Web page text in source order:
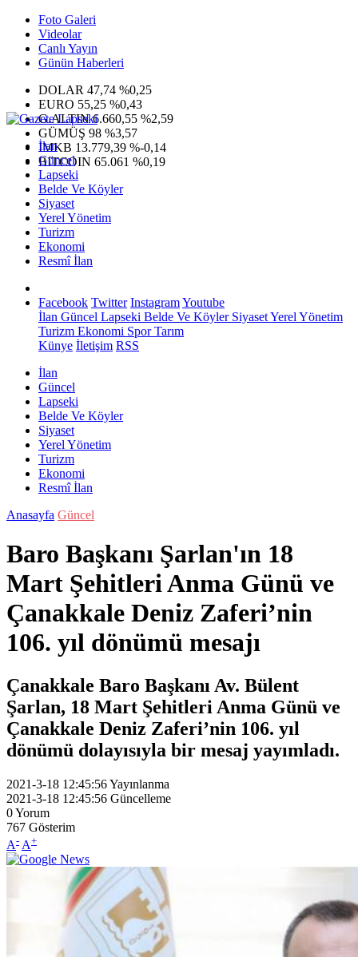
Foto Galeri
Videolar
Canlı Yayın
Günün Haberleri
DOLAR 47,74 %0,25
EURO 55,25 %0,43
G.ALTIN6.660,55 %2,59
GÜMÜŞ 98 %3,57
IMKB 13.779,39 %-0,14
BITCOIN 65.061 %0,19
İlan
Güncel
Lapseki
Belde Ve Köyler
Siyaset
Yerel Yönetim
Turizm
Ekonomi
Resmî İlan
Facebook Twitter InstagramYoutube
İlan Güncel Lapseki Belde Ve KöylerSiyasetYerel Yönetim
Turizm Ekonomi SporTarım
Künye İletişim RSS
İlan
Güncel
Lapseki
Belde Ve Köyler
Siyaset
Yerel Yönetim
Turizm
Ekonomi
Resmî İlan
Anasayfa Güncel
Baro Başkanı Şarlan'ın 18
Mart Şehitleri Anma Günü ve
Çanakkale Deniz Zaferi’nin
106. yıl dönümü mesajı
Çanakkale Baro Başkanı Av. Bülent
Şarlan, 18 Mart Şehitleri Anma Günü ve
Çanakkale Deniz Zaferi’nin 106. yıl
dönümü dolayısıyla bir mesaj yayımladı.
2021-3-18 12:45:56Yayınlanma
2021-3-18 12:45:56 Güncelleme
0Yorum
767 Gösterim
A- A+